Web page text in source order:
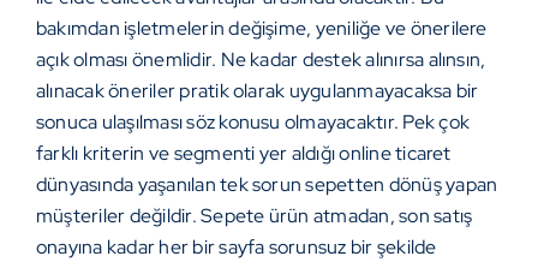
bakımdan işletmelerin değişime, yeniliğe ve önerilere
açık olması önemlidir. Ne kadar destek alınırsa alınsın,
alınacak öneriler pratik olarak uygulanmayacaksa bir
sonuca ulaşılması söz konusu olmayacaktır. Pek çok
farklı kriterin ve segmenti yer aldığı online ticaret
dünyasında yaşanılan tek sorun sepetten dönüş yapan
müşteriler değildir. Sepete ürün atmadan, son satış
onayına kadar her bir sayfa sorunsuz bir şekilde